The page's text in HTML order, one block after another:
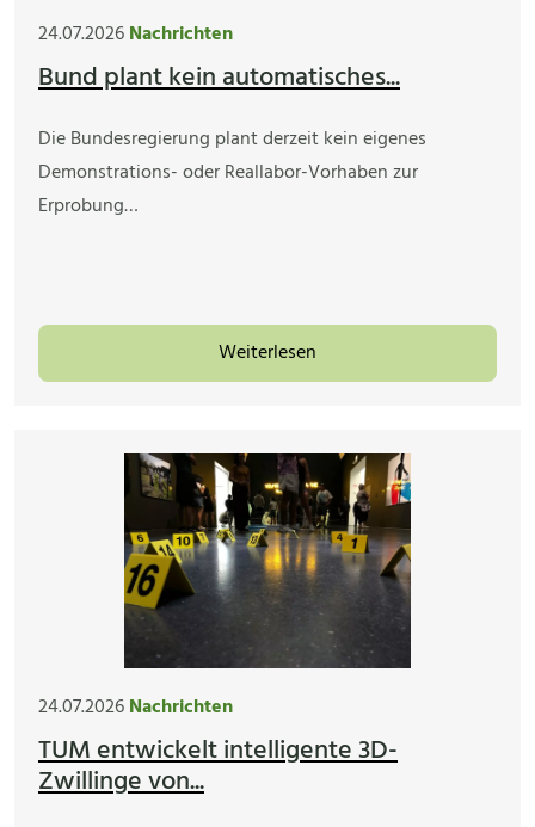
24.07.2026Nachrichten
Bund plant kein automatisches...
Die Bundesregierung plant derzeit kein eigenes
Demonstrations- oder Reallabor-Vorhaben zur
Erprobung…
Weiterlesen
24.07.2026Nachrichten
TUM entwickelt intelligente 3D-
Zwillinge von...